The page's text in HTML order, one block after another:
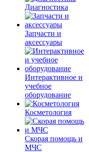
Диагностика
Запчасти и
аксессуары
Интерактивное и
учебное
оборудование
Косметология
Скорая помощь и
МЧС